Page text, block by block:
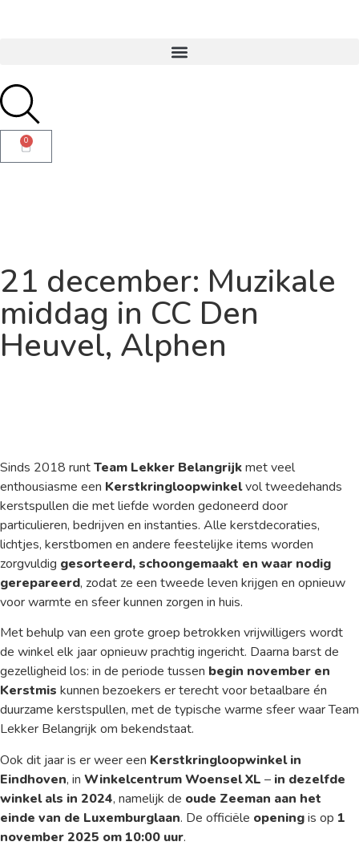
0
21 december: Muzikale
middag in CC Den
Heuvel, Alphen
Sinds 2018 runtTeam Lekker Belangrijkmet veel
enthousiasme een Kerstkringloopwinkelvol tweedehands
kerstspullen die met liefde worden gedoneerd door
particulieren, bedrijven en instanties. Alle kerstdecoraties,
lichtjes, kerstbomen en andere feestelijke items worden
zorgvuldig gesorteerd, schoongemaakt en waar nodig
gerepareerd, zodat ze een tweede leven krijgen en opnieuw
voor warmte en sfeer kunnen zorgen in huis.
Met behulp van een grote groep betrokken vrijwilligers wordt
de winkel elk jaar opnieuw prachtig ingericht. Daarna barst de
gezelligheid los: in de periode tussen begin november en
Kerstmis kunnen bezoekers er terecht voor betaalbare én
duurzame kerstspullen, met de typische warme sfeer waar Team
Lekker Belangrijk om bekendstaat.
Ook dit jaar is er weer een Kerstkringloopwinkel in
Eindhoven, in Winkelcentrum Woensel XL – in dezelfde
winkel als in 2024, namelijk de oude Zeeman aan het
einde van de Luxemburglaan. De officiële openingis op 1
november 2025 om 10:00 uur.